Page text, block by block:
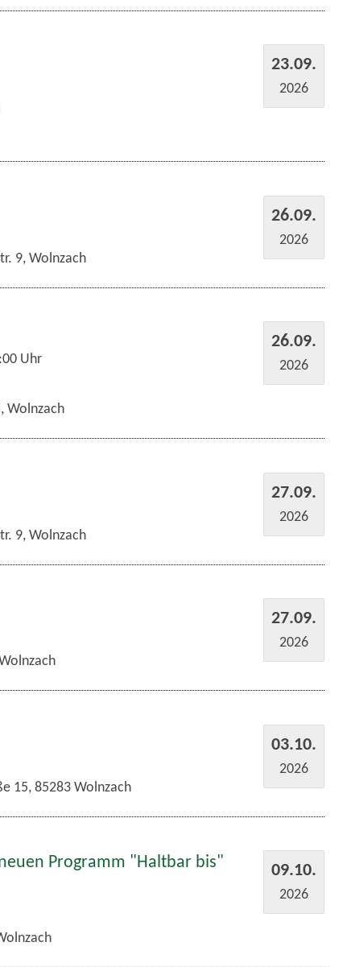
23.09.
2026
26.09.
2026
9, Wolnzach
26.09.
2026
Uhr
Wolnzach
27.09.
2026
9, Wolnzach
27.09.
2026
03.10.
2026
15, 85283 Wolnzach
09.10.
2026
Programm "Haltbar bis"